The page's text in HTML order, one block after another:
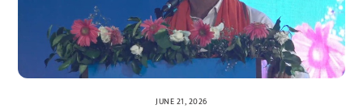
JUNE 21, 2026